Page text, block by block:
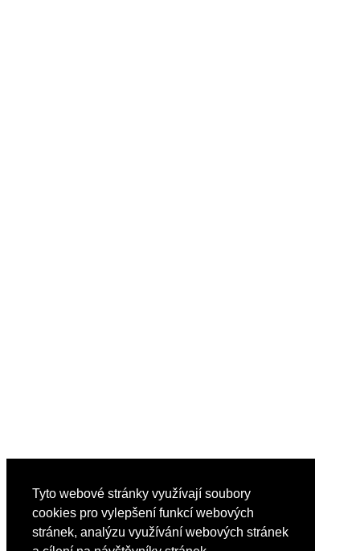
Tyto webové stránky využívají soubory
cookies pro vylepšení funkcí webových
stránek, analýzu využívání webových stránek